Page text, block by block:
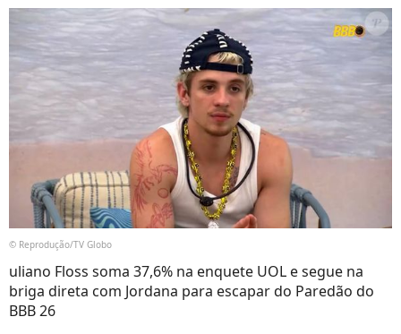
© Reprodução/TV Globo
uliano Floss soma 37,6% na enquete UOL e segue na
briga direta com Jordana para escapar do Paredão do
BBB 26